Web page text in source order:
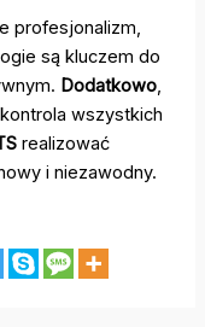
profesjonalizm,
są kluczem do
Dodatkowo,
wszystkich
realizować
i niezawodny.